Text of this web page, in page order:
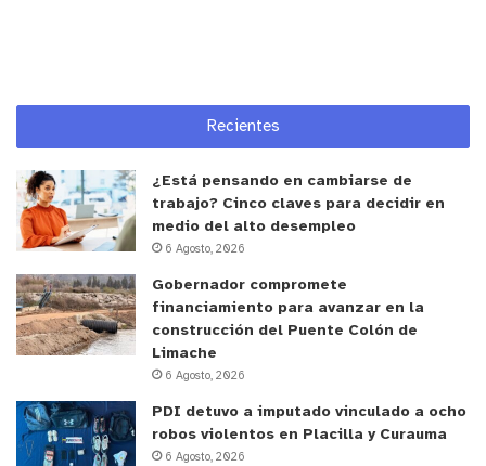
Recientes
¿Está pensando en cambiarse de
trabajo? Cinco claves para decidir en
medio del alto desempleo
6 Agosto, 2026
Gobernador compromete
financiamiento para avanzar en la
construcción del Puente Colón de
Limache
6 Agosto, 2026
PDI detuvo a imputado vinculado a ocho
robos violentos en Placilla y Curauma
6 Agosto, 2026